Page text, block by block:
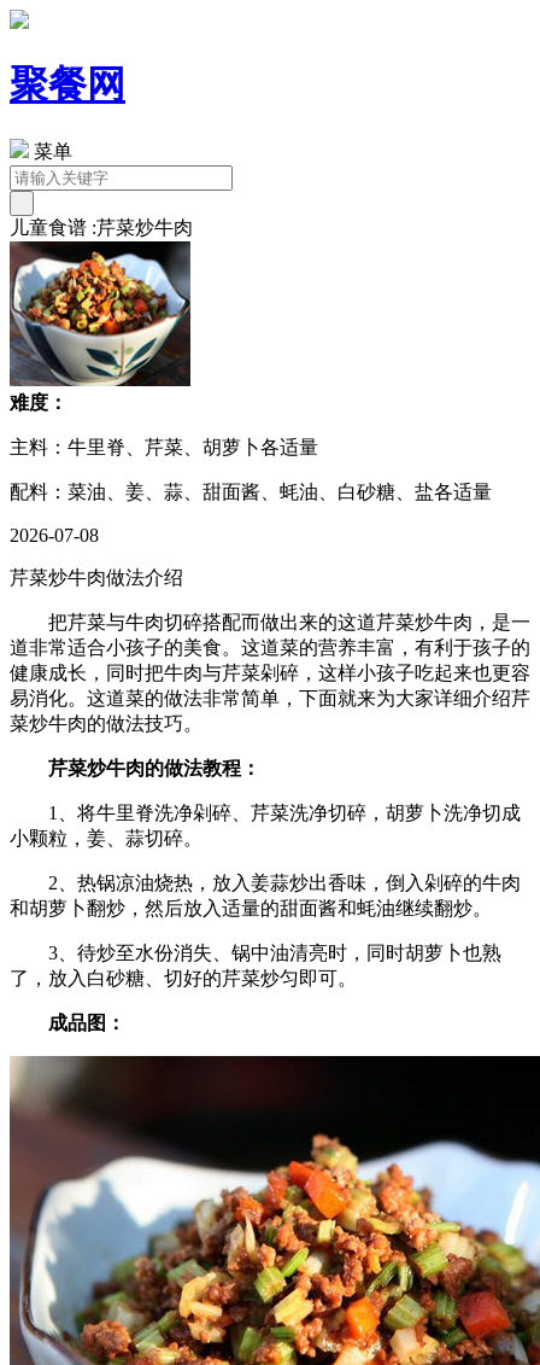
聚餐网
菜单
儿童食谱 :芹菜炒牛肉
难度：
主料：牛里脊、芹菜、胡萝卜各适量
配料：菜油、姜、蒜、甜面酱、蚝油、白砂糖、盐各适量
2026-07-08
芹菜炒牛肉做法介绍
把芹菜与牛肉切碎搭配而做出来的这道芹菜炒牛肉，是一
道非常适合小孩子的美食。这道菜的营养丰富，有利于孩子的
健康成长，同时把牛肉与芹菜剁碎，这样小孩子吃起来也更容
易消化。这道菜的做法非常简单，下面就来为大家详细介绍芹
菜炒牛肉的做法技巧。
芹菜炒牛肉的做法教程：
1、将牛里脊洗净剁碎、芹菜洗净切碎，胡萝卜洗净切成
小颗粒，姜、蒜切碎。
2、热锅凉油烧热，放入姜蒜炒出香味，倒入剁碎的牛肉
和胡萝卜翻炒，然后放入适量的甜面酱和蚝油继续翻炒。
3、待炒至水份消失、锅中油清亮时，同时胡萝卜也熟
了，放入白砂糖、切好的芹菜炒匀即可。
成品图：